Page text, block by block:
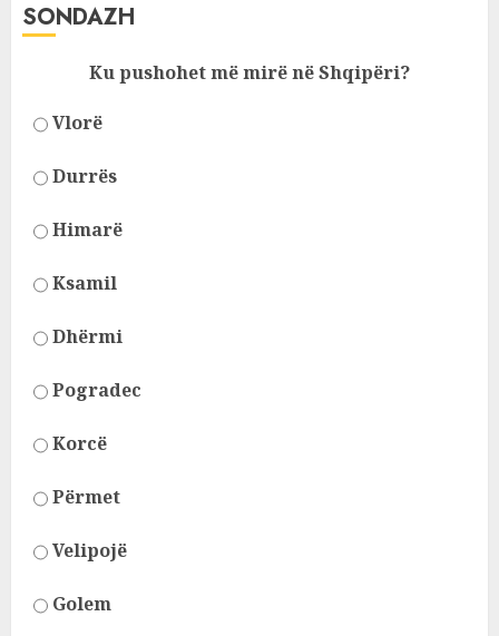
SONDAZH
Ku pushohet më mirë në Shqipëri?
Vlorë
Durrës
Himarë
Ksamil
Dhërmi
Pogradec
Korcë
Përmet
Velipojë
Golem